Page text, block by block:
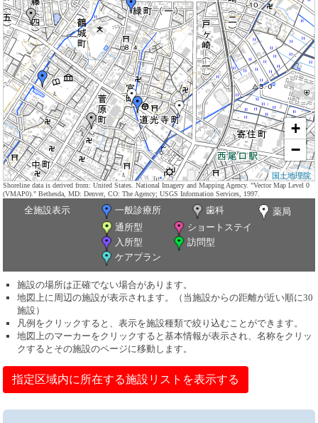
+
−
国土地理院
Shoreline data is derived from: United States. National Imagery and Mapping Agency. "Vector Map Level 0
(VMAP0)." Bethesda, MD: Denver, CO: The Agency; USGS Information Services, 1997.
全施設表示 一般診療所 歯科
薬局
通所型
ショートステイ
入所型
訪問型
ケアプラン
施設の場所は正確でない場合があります。
地図上に周辺の施設が表示されます。（当施設からの距離が近い順に30
施設）
凡例をクリックすると、表示を施設種類で絞り込むことができます。
地図上のマーカーをクリックすると基本情報が表示され、名称をクリッ
クするとその施設のページに移動します。
指定区域内に所在する施設リストを表示する